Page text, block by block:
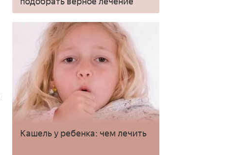
Кашель у ребенка: чем лечить